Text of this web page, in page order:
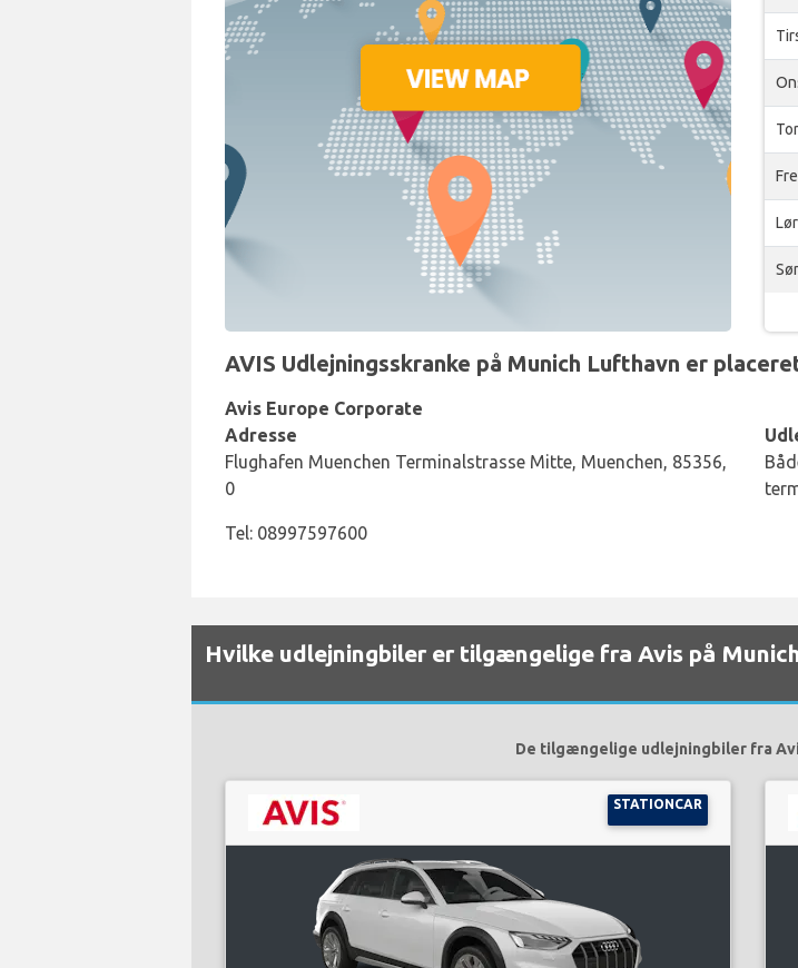
AVIS Udlejningsskranke på Munich Lufthavn er
Avis Europe Corporate
Adresse
Flughafen Muenchen Terminalstrasse Mitte, Muenchen, 85356,
0
Tel: 08997597600
Hvilke udlejningbiler er tilgængelige fra Avis på
De tilgængelige udlejningbiler fra
STATIONCAR